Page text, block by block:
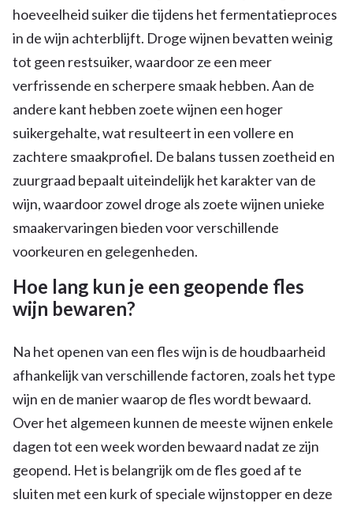
hoeveelheid suiker die tijdens het fermentatieproces
in de wijn achterblijft. Droge wijnen bevatten weinig
tot geen restsuiker, waardoor ze een meer
verfrissende en scherpere smaak hebben. Aan de
andere kant hebben zoete wijnen een hoger
suikergehalte, wat resulteert in een vollere en
zachtere smaakprofiel. De balans tussen zoetheid en
zuurgraad bepaalt uiteindelijk het karakter van de
wijn, waardoor zowel droge als zoete wijnen unieke
smaakervaringen bieden voor verschillende
voorkeuren en gelegenheden.
Hoe lang kun je een geopende fles
wijn bewaren?
Na het openen van een fles wijn is de houdbaarheid
afhankelijk van verschillende factoren, zoals het type
wijn en de manier waarop de fles wordt bewaard.
Over het algemeen kunnen de meeste wijnen enkele
dagen tot een week worden bewaard nadat ze zijn
geopend. Het is belangrijk om de fles goed af te
sluiten met een kurk of speciale wijnstopper en deze